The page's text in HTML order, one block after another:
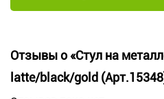
Отзывы о «Стул на
latte/black/gold